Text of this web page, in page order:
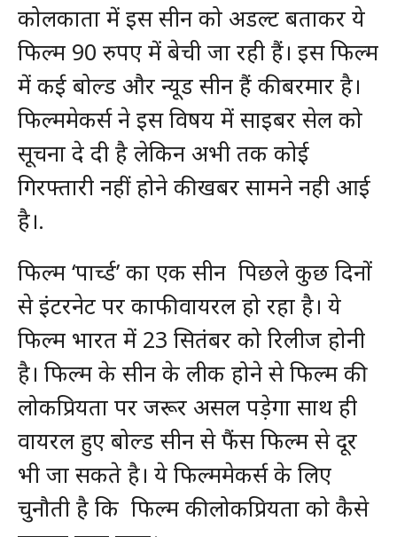
कोलकाता में इस सीन को अडल्ट बताकर ये
फिल्म 90 रुपए में बेची जा रही हैं। इस फिल्म
में कई बोल्ड और न्यूड सीन हैं की बरमार है।
फिल्ममेकर्स ने इस विषय में साइबर सेल को
सूचना दे दी है लेकिन अभी तक कोई
गिरफ्तारी नहीं होने की खबर सामने नही आई
है।.
फिल्म ‘पार्च्ड’ का एक सीन पिछले कुछ दिनों
से इंटरनेट पर काफी वायरल हो रहा है। ये
फिल्म भारत में 23 सितंबर को रिलीज होनी
है। फिल्म के सीन के लीक होने से फिल्म की
लोकप्रियता पर जरूर असल पड़ेगा साथ ही
वायरल हुए बोल्ड सीन से फैंस फिल्म से दूर
भी जा सकते है। ये फिल्ममेकर्स के लिए
चुनौती है कि फिल्म की लोकप्रियता को कैसे